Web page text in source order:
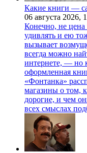
Какие книги —
06 августа 2026,
Конечно, не
удивлять и ею
вызывает
всегда можно
интернете, — но
оформленная
«Фонтанка»
магазины о том,
дорогие, и чем
всех смыслах